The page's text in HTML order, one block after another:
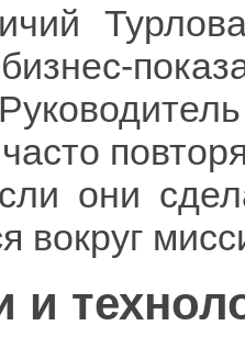
они
вокруг
и